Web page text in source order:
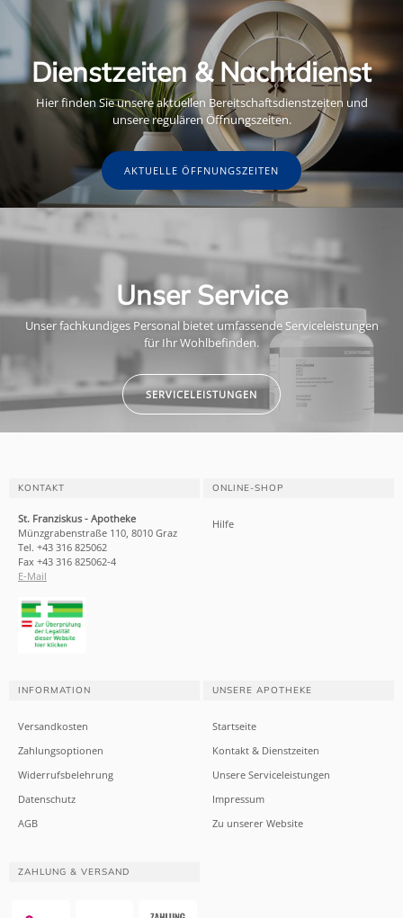
Dienstzeiten & Nachtdienst
Hier finden Sie unsere aktuellen Bereitschaftsdienstzeiten und
unsere regulären Öffnungszeiten.
AKTUELLE ÖFFNUNGSZEITEN
Unser Service
Unser fachkundiges Personal bietet umfassende Serviceleistungen
für Ihr Wohlbefinden.
SERVICELEISTUNGEN
KONTAKT
St. Franziskus - Apotheke
Münzgrabenstraße 110, 8010 Graz
Tel. +43 316 825062
Fax +43 316 825062-4
E-Mail
ONLINE-SHOP
Hilfe
INFORMATION
Versandkosten
Zahlungsoptionen
Widerrufsbelehrung
Datenschutz
AGB
UNSERE APOTHEKE
Startseite
Kontakt & Dienstzeiten
Unsere Serviceleistungen
Impressum
Zu unserer Website
ZAHLUNG & VERSAND